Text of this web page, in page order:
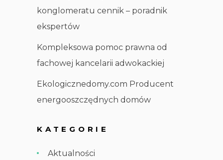
konglomeratu cennik – poradnik
ekspertów
Kompleksowa pomoc prawna od
fachowej kancelarii adwokackiej
Ekologicznedomy.com Producent
energooszczędnych domów
KATEGORIE
Aktualności